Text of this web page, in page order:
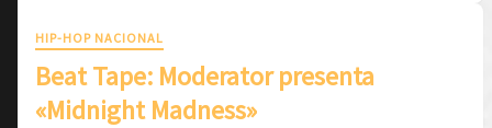
HIP-HOP NACIONAL
Beat Tape: Moderator presenta
«Midnight Madness»